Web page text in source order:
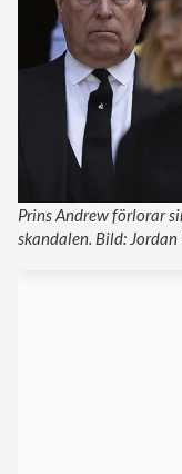
Prins Andrew förlorar
skandalen. Bild: